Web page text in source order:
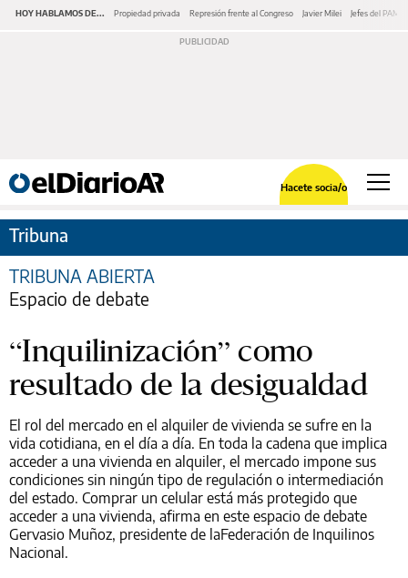
HOY HABLAMOS DE... Propiedad privada Represión frente al Congreso Javier Milei Jefes del PAMI
Hacete socia/o
Tribuna
TRIBUNA ABIERTA
Espacio de debate
“Inquilinización” como
resultado de la desigualdad
El rol del mercado en el alquiler de vivienda se sufre en la
vida cotidiana, en el día a día. En toda la cadena que implica
acceder a una vivienda en alquiler, el mercado impone sus
condiciones sin ningún tipo de regulación o intermediación
del estado. Comprar un celular está más protegido que
acceder a una vivienda, afirma en este espacio de debate
Gervasio Muñoz, presidente de laFederación de Inquilinos
Nacional.